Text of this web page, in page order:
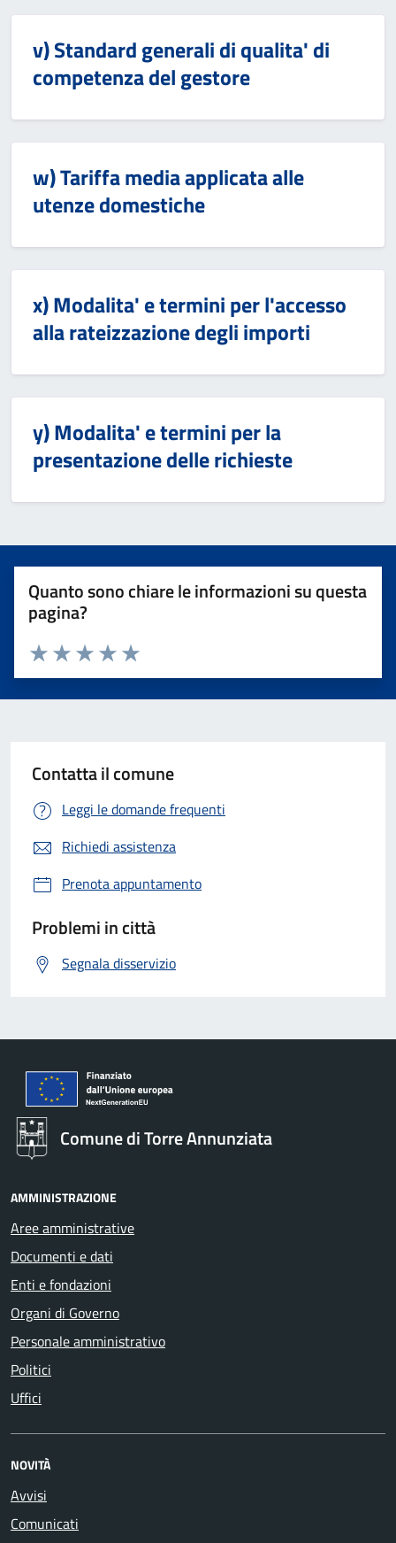
v) Standard generali di qualita' di
competenza del gestore
w) Tariffa media applicata alle
utenze domestiche
x) Modalita' e termini per l'accesso
alla rateizzazione degli importi
y) Modalita' e termini per la
presentazione delle richieste
Quanto sono chiare le informazioni su questa
pagina?
Valuta 5 stelle su 5
Valuta 4 stelle su 5
Valuta 3 stelle su 5
Valuta 2 stelle su 5
Valuta 1 stelle su 5
Contatta il comune
Leggi le domande frequenti
Richiedi assistenza
Prenota appuntamento
Problemi in città
Segnala disservizio
Comune di Torre Annunziata
AMMINISTRAZIONE
Aree amministrative
Documenti e dati
Enti e fondazioni
Organi di Governo
Personale amministrativo
Politici
Uffici
NOVITÀ
Avvisi
Comunicati